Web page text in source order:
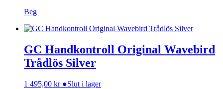
Beg
GC Handkontroll Original Wavebird
Trådlös Silver
1 495,00 kr ●Slut i lager